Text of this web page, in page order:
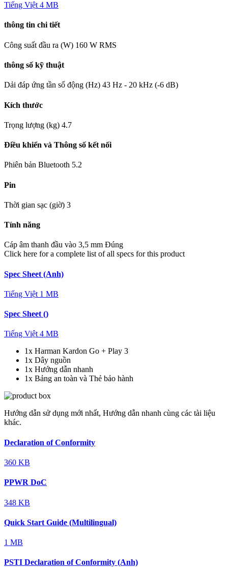
Tiếng Việt 4 MB
thông tin chi tiết
Công suất đầu ra (W) 160 W RMS
thông số kỹ thuật
Dải đáp ứng tần số động (Hz) 43 Hz - 20 kHz (-6 dB)
Kích thước
Trọng lượng (kg) 4.7
Điều khiển và Thông số kết nối
Phiên bản Bluetooth 5.2
Pin
Thời gian sạc (giờ) 3
Tính năng
Cáp âm thanh đầu vào 3,5 mm Đúng
Click here for a complete list of all specs for this product
Spec Sheet (Anh)
Tiếng Việt 1 MB
Spec Sheet ()
Tiếng Việt 4 MB
1x Harman Kardon Go + Play 3
1x Dây nguồn
1x Hướng dẫn nhanh
1x Bảng an toàn và Thẻ bảo hành
Hướng dẫn sử dụng mới nhất, Hướng dẫn nhanh cùng các tài liệu
khác.
Declaration of Conformity
360 KB
PPWR DoC
348 KB
Quick Start Guide (Multilingual)
1 MB
PSTI Declaration of Conformity (Anh)